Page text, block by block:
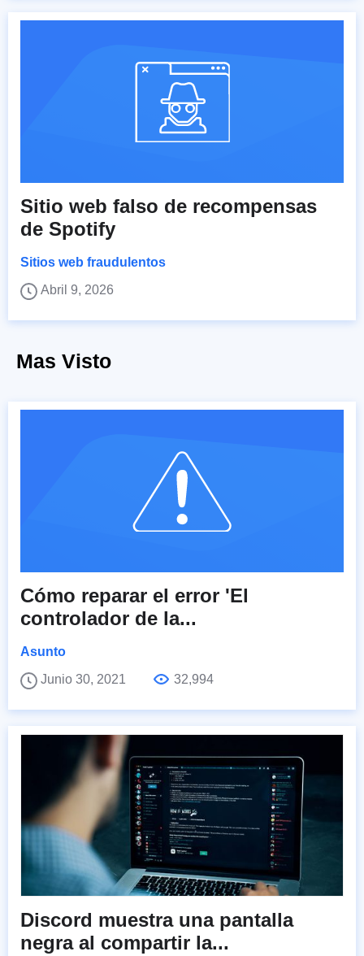
Sitio web falso de recompensas
de Spotify
Sitios web fraudulentos
Abril 9, 2026
Mas Visto
Cómo reparar el error 'El
controlador de la...
Asunto
Junio 30, 2021
32,994
Discord muestra una pantalla
negra al compartir la...